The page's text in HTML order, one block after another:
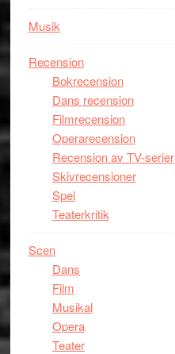
Musik
Recension
Bokrecension
Dans recension
Filmrecension
Operarecension
Recension av TV-serier
Skivrecensioner
Spel
Teaterkritik
Scen
Dans
Film
Musikal
Opera
Teater